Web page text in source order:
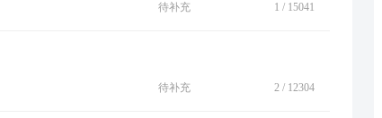
待补充 1 / 15041
待补充 2 / 12304